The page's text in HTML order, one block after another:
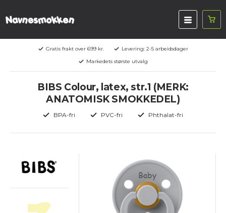
Gratis frakt over 699 kr.
Levering: 2-5 arbeidsdager
Markedets største utvalg
BIBS Colour, latex, str.1 (MERK:
ANATOMISK SMOKKEDEL)
BPA-fri PVC-fri Phthalat-fri
Baby